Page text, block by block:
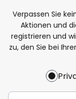
Verpassen Sie
Aktionen und
registrieren und
zu, den Sie bei